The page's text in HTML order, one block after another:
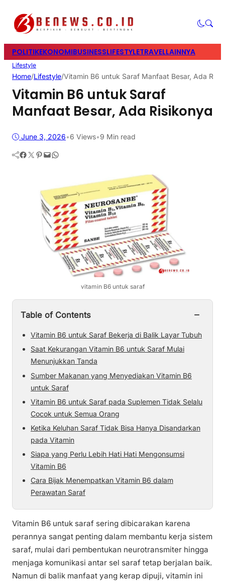
POLITIKEKONOMIBUSINESSLIFESTYLETRAVELLAINNYA
Lifestyle
Home/Lifestyle/Vitamin B6 untuk Saraf Manfaat Besar, Ada
Vitamin B6 untuk Saraf
Manfaat Besar, Ada Risikonya
June 3, 2026•6 Views•9 Min read
Facebook Twitter Pinterest Mail WhatsApp
vitamin B6 untuk saraf
Table of Contents −
Vitamin B6 untuk Saraf Bekerja di Balik Layar Tubuh
Saat Kekurangan Vitamin B6 untuk Saraf Mulai
Menunjukkan Tanda
Sumber Makanan yang Menyediakan Vitamin B6
untuk Saraf
Vitamin B6 untuk Saraf pada Suplemen Tidak Selalu
Cocok untuk Semua Orang
Ketika Keluhan Saraf Tidak Bisa Hanya Disandarkan
pada Vitamin
Siapa yang Perlu Lebih Hati Hati Mengonsumsi
Vitamin B6
Cara Bijak Menempatkan Vitamin B6 dalam
Perawatan Saraf
Vitamin B6 untuk saraf sering dibicarakan karena
perannya sangat penting dalam membantu kerja sistem
saraf, mulai dari pembentukan neurotransmiter hingga
menjaga komunikasi antar sel saraf tetap berjalan baik.
Namun di balik manfaat yang kerap dipuji, vitamin ini